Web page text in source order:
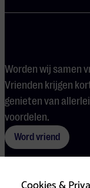
Worden wij samen
Vrienden krijgen
genieten van allerlei
voordelen.
Word vriend